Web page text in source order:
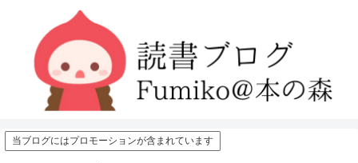
当ブログにはプロモーションが含まれています